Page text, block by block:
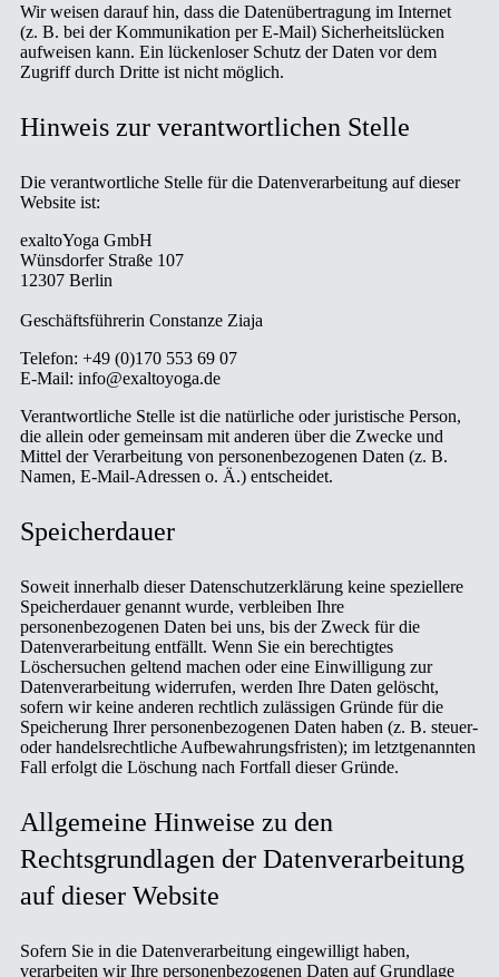
Wir weisen darauf hin, dass die Datenübertragung im Internet
(z. B. bei der Kommunikation per E-Mail) Sicherheitslücken
aufweisen kann. Ein lückenloser Schutz der Daten vor dem
Zugriff durch Dritte ist nicht möglich.
Hinweis zur verantwortlichen Stelle
Die verantwortliche Stelle für die Datenverarbeitung auf dieser
Website ist:
exaltoYoga GmbH
Wünsdorfer Straße 107
12307 Berlin
Geschäftsführerin Constanze Ziaja
Telefon: +49 (0)170 553 69 07
E-Mail: info@exaltoyoga.de
Verantwortliche Stelle ist die natürliche oder juristische Person,
die allein oder gemeinsam mit anderen über die Zwecke und
Mittel der Verarbeitung von personenbezogenen Daten (z. B.
Namen, E-Mail-Adressen o. Ä.) entscheidet.
Speicherdauer
Soweit innerhalb dieser Datenschutzerklärung keine speziellere
Speicherdauer genannt wurde, verbleiben Ihre
personenbezogenen Daten bei uns, bis der Zweck für die
Datenverarbeitung entfällt. Wenn Sie ein berechtigtes
Löschersuchen geltend machen oder eine Einwilligung zur
Datenverarbeitung widerrufen, werden Ihre Daten gelöscht,
sofern wir keine anderen rechtlich zulässigen Gründe für die
Speicherung Ihrer personenbezogenen Daten haben (z. B. steuer-
oder handelsrechtliche Aufbewahrungsfristen); im letztgenannten
Fall erfolgt die Löschung nach Fortfall dieser Gründe.
Allgemeine Hinweise zu den
Rechtsgrundlagen der Datenverarbeitung
auf dieser Website
Sofern Sie in die Datenverarbeitung eingewilligt haben,
verarbeiten wir Ihre personenbezogenen Daten auf Grundlage